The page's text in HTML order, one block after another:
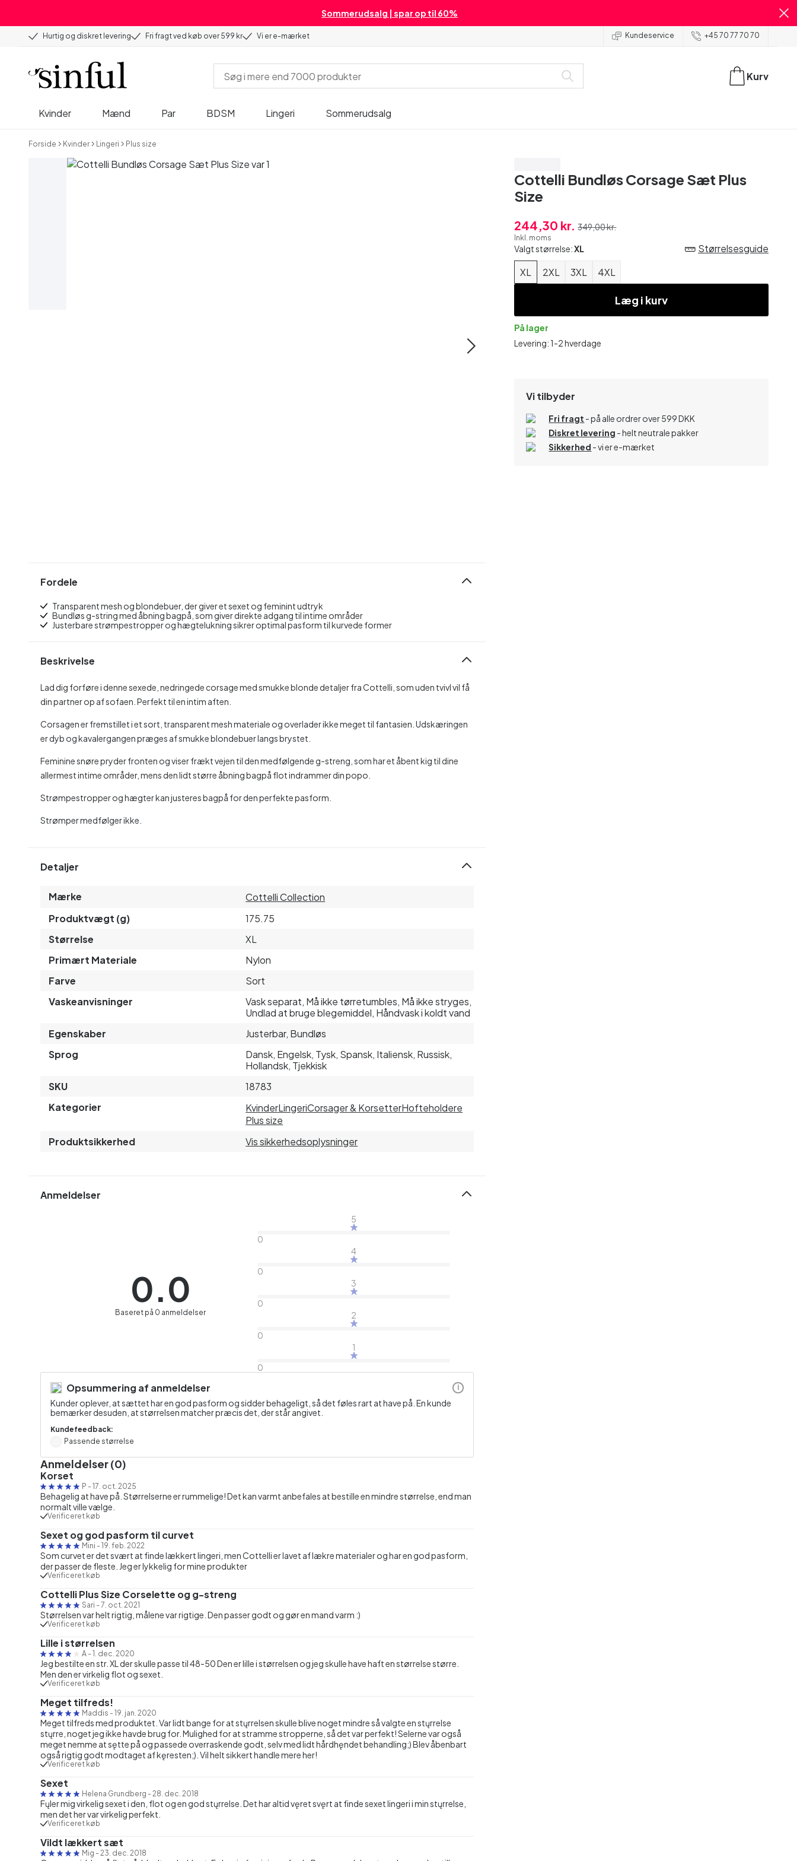
Sommerudsalg | spar op til 60%
Hurtig og diskret levering Fri fragt ved køb over 599 kr Vi er e-mærket Kundeservice +45 70 77 70 70
Kvinder Mænd Par BDSM Lingeri Sommerudsalg
Kurv
Forside Kvinder Lingeri Plus size
Cottelli Bundløs Corsage Sæt Plus
Size
244,30 kr. 349,00 kr.
Inkl. moms
Valgt størrelse:XL
XL 2XL 3XL 4XL
Størrelsesguide
Læg i kurv
På lager
Levering: 1-2 hverdage
Vi tilbyder
Fri fragt - på alle ordrer over 599 DKK
Diskret levering - helt neutrale pakker
Sikkerhed - vi er e-mærket
Fordele
Transparent mesh og blondebuer, der giver et sexet og feminint udtryk
Bundløs g-string med åbning bagpå, som giver direkte adgang til intime områder
Justerbare strømpestropper og hægtelukning sikrer optimal pasform til kurvede former
Beskrivelse
Lad dig forføre i denne sexede, nedringede corsage med smukke blonde detaljer fra Cottelli, som uden tvivl vil få
din partner op af sofaen. Perfekt til en intim aften.
Corsagen er fremstillet i et sort, transparent mesh materiale og overlader ikke meget til fantasien. Udskæringen
er dyb og kavalergangen præges af smukke blondebuer langs brystet.
Feminine snøre pryder fronten og viser frækt vejen til den medfølgende g-streng, som har et åbent kig til dine
allermest intime områder, mens den lidt større åbning bagpå flot indrammer din popo.
Strømpestropper og hægter kan justeres bagpå for den perfekte pasform.
Strømper medfølger ikke.
Detaljer
Mærke
Cottelli Collection
Produktvægt (g)
175.75
Størrelse
XL
Primært Materiale
Nylon
Farve
Sort
Vaskeanvisninger
Vask separat, Må ikke tørretumbles, Må ikke stryges,
Undlad at bruge blegemiddel, Håndvask i koldt vand
Egenskaber
Justerbar, Bundløs
Sprog
Dansk, Engelsk, Tysk, Spansk, Italiensk, Russisk,
Hollandsk, Tjekkisk
SKU
18783
Kategorier
KvinderLingeriCorsager & KorsetterHofteholdere
Plus size
Produktsikkerhed
Vis sikkerhedsoplysninger
Anmeldelser
0.0
Baseret på 0 anmeldelser
5
0
4
0
3
0
2
0
1
0
Opsummering af anmeldelser
Kunder oplever, at sættet har en god pasform og sidder behageligt, så det føles rart at have på. En kunde
bemærker desuden, at størrelsen matcher præcis det, der står angivet.
Kundefeedback:
Passende størrelse
i
Anmeldelser (0)
Korset
P - 17. oct. 2025
Behagelig at have på. Størrelserne er rummelige! Det kan varmt anbefales at bestille en mindre størrelse, end man
normalt ville vælge.
Verificeret køb
Sexet og god pasform til curvet
Mini - 19. feb. 2022
Som curvet er det svært at finde lækkert lingeri, men Cottelli er lavet af lækre materialer og har en god pasform,
der passer de fleste. Jeg er lykkelig for mine produkter
Verificeret køb
Cottelli Plus Size Corselette og g-streng
Sari - 7. oct. 2021
Størrelsen var helt rigtig, målene var rigtige. Den passer godt og gør en mand varm :)
Verificeret køb
Lille i størrelsen
A - 1. dec. 2020
Jeg bestilte en str. XL der skulle passe til 48-50 Den er lille i størrelsen og jeg skulle have haft en størrelse større.
Men den er virkelig flot og sexet.
Verificeret køb
Meget tilfreds!
Maddis - 19. jan. 2020
Meget tilfreds med produktet. Var lidt bange for at stųrrelsen skulle blive noget mindre så valgte en stųrrelse
stųrre, noget jeg ikke havde brug for. Mulighed for at stramme stropperne, så det var perfekt! Selerne var også
meget nemme at sętte på og passede overraskende godt, selv med lidt hårdhęndet behandling;) Blev åbenbart
også rigtig godt modtaget af kęresten;). Vil helt sikkert handle mere her!
Verificeret køb
Sexet
Helena Grundberg - 28. dec. 2018
Fųler mig virkelig sexet i den, flot og en god stųrrelse. Det har altid vęret svęrt at finde sexet lingeri i min stųrrelse,
men det her var virkelig perfekt.
Verificeret køb
Vildt lækkert sæt
Mig - 23. dec. 2018